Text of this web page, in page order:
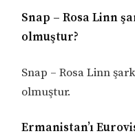
Snap – Rosa Linn
olmuştur?
Snap – Rosa Linn
olmuştur.
Ermanistan’ı